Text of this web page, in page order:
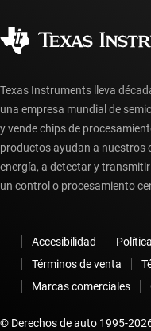
Preguntas frecuentes
Texas Instruments lleva
una empresa mundial de
y vende chips de
productos ayudan a nuestros
energía, a detectar y
un control o procesamiento
Accesibilidad
Términos de venta
Marcas comerciales
© Derechos de auto 1995-